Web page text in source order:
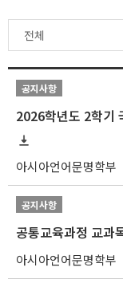
공지사항
2026학년도 2학기
아시아언어문명학부
공지사항
공통교육과정 교과
아시아언어문명학부